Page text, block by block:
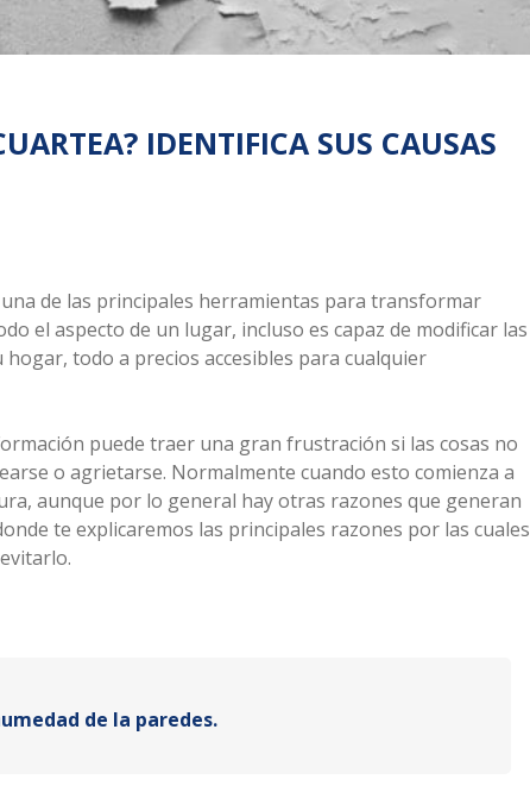
IDENTIFICA SUS CAUSAS
de las principales herramientas para transformar
el aspecto de un lugar, incluso es capaz de modificar las
todo a precios accesibles para cualquier
puede traer una gran frustración si las cosas no
o agrietarse. Normalmente cuando esto comienza a
aunque por lo general hay otras razones que generan
te explicaremos las principales razones por las cuales
de la paredes.